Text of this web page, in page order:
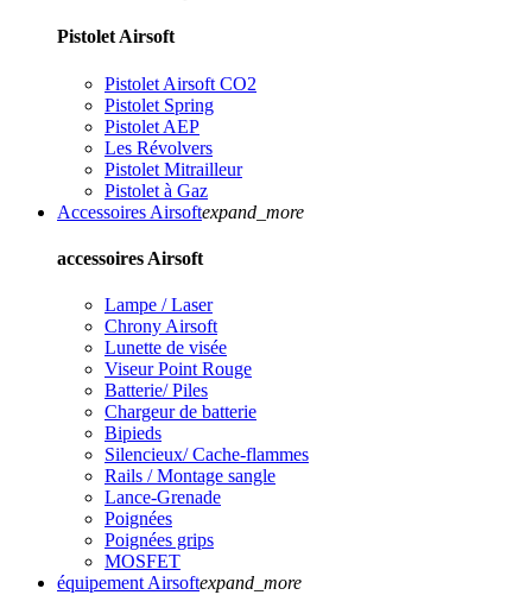
Pistolet Airsoft
Pistolet Airsoft CO2
Pistolet Spring
Pistolet AEP
Les Révolvers
Pistolet Mitrailleur
Pistolet à Gaz
Accessoires Airsoftexpand_more
accessoires Airsoft
Lampe / Laser
Chrony Airsoft
Lunette de visée
Viseur Point Rouge
Batterie/ Piles
Chargeur de batterie
Bipieds
Silencieux/ Cache-flammes
Rails / Montage sangle
Lance-Grenade
Poignées
Poignées grips
MOSFET
équipement Airsoftexpand_more